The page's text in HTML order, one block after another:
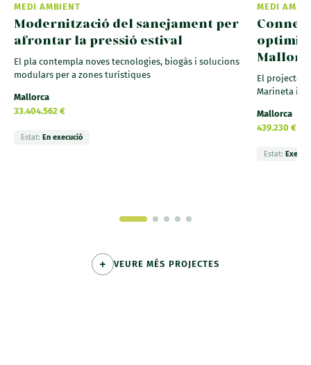
MEDI AMBIENT
Modernització del sanejament per
afrontar la pressió estival
El pla contempla noves tecnologies, biogàs i solucions
modulars per a zones turístiques
Mallorca
33.404.562 €
Estat: En execució
MEDI
El projecte
Marineta i
Mallorca
439.230 €
Estat:
VEURE MÉS PROJECTES